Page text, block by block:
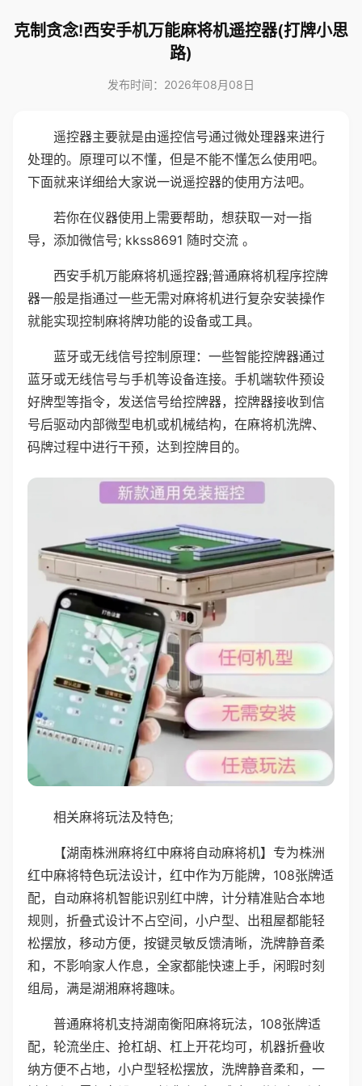
克制贪念!西安手机万能麻将机遥控器(打牌小思
路)
发布时间：2026年08月08日
遥控器主要就是由遥控信号通过微处理器来进行
处理的。原理可以不懂，但是不能不懂怎么使用吧。
下面就来详细给大家说一说遥控器的使用方法吧。
若你在仪器使用上需要帮助，想获取一对一指
导，添加微信号; kkss8691 随时交流 。
西安手机万能麻将机遥控器;普通麻将机程序控牌
器一般是指通过一些无需对麻将机进行复杂安装操作
就能实现控制麻将牌功能的设备或工具。
蓝牙或无线信号控制原理：一些智能控牌器通过
蓝牙或无线信号与手机等设备连接。手机端软件预设
好牌型等指令，发送信号给控牌器，控牌器接收到信
号后驱动内部微型电机或机械结构，在麻将机洗牌、
码牌过程中进行干预，达到控牌目的。
相关麻将玩法及特色;
【湖南株洲麻将红中麻将自动麻将机】专为株洲
红中麻将特色玩法设计，红中作为万能牌，108张牌适
配，自动麻将机智能识别红中牌，计分精准贴合本地
规则，折叠式设计不占空间，小户型、出租屋都能轻
松摆放，移动方便，按键灵敏反馈清晰，洗牌静音柔
和，不影响家人作息，全家都能快速上手，闲暇时刻
组局，满是湖湘麻将趣味。
普通麻将机支持湖南衡阳麻将玩法，108张牌适
配，轮流坐庄、抢杠胡、杠上开花均可，机器折叠收
纳方便不占地，小户型轻松摆放，洗牌静音柔和，一